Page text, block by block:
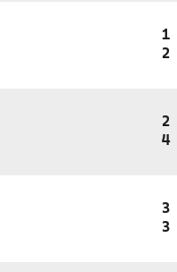
1
2
2
4
3
3